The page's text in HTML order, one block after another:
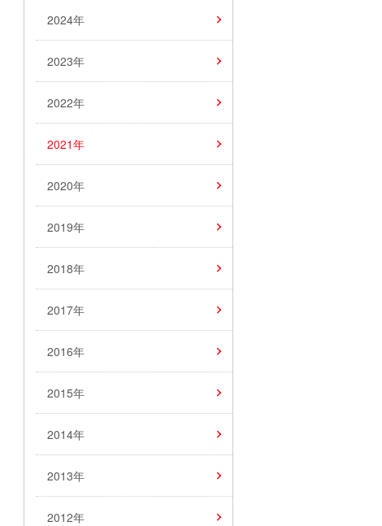
2024年
2023年
2022年
2021年
2020年
2019年
2018年
2017年
2016年
2015年
2014年
2013年
2012年